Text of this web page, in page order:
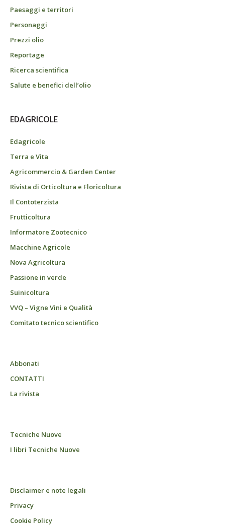
Paesaggi e territori
Personaggi
Prezzi olio
Reportage
Ricerca scientifica
Salute e benefici dell’olio
EDAGRICOLE
Edagricole
Terra e Vita
Agricommercio & Garden Center
Rivista di Orticoltura e Floricoltura
Il Contoterzista
Frutticoltura
Informatore Zootecnico
Macchine Agricole
Nova Agricoltura
Passione in verde
Suinicoltura
VVQ – Vigne Vini e Qualità
Comitato tecnico scientifico
Abbonati
CONTATTI
La rivista
Tecniche Nuove
I libri Tecniche Nuove
Disclaimer e note legali
Privacy
Cookie Policy